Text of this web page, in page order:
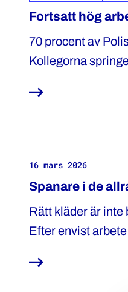
Fortsatt hög
70 procent av
Kollegorna
16 mars 2026
Spanare i de
Rätt kläder är inte
Efter envist